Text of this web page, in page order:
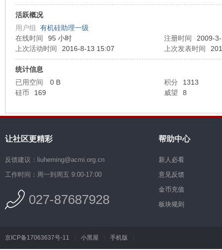
活跃概况
用户组 有机硅助理一级
在线时间
95 小时 注册时间
2009-
上次活动时间
2016-8-13 15:07 上次发表时间
统计信息
已用空间
0 B 积分
1313
硅币
169 威望 8
让社区更精彩
反馈建议：liuheming@acmi.org.cn
工作时间：周一到周五 9:00-17:00
027-87687928
帮助中心
新人必看
意见反馈
金币充值
板块规则
京ICP备17063637号-11 小黑屋 手机版